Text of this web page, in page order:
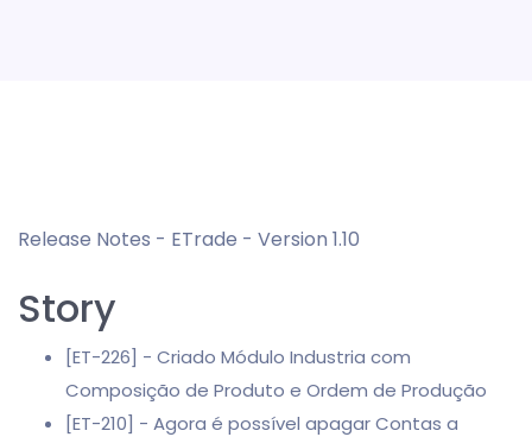
Release Notes - ETrade - Version 1.10
Story
[ET-226] - Criado Módulo Industria com
Composição de Produto e Ordem de Produção
[ET-210] - Agora é possível apagar Contas a